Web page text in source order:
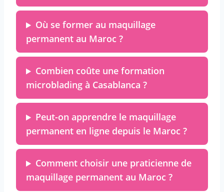
Où se former au maquillage
permanent au Maroc ?
Combien coûte une formation
microblading à Casablanca ?
Peut-on apprendre le maquillage
permanent en ligne depuis le Maroc ?
Comment choisir une praticienne de
maquillage permanent au Maroc ?